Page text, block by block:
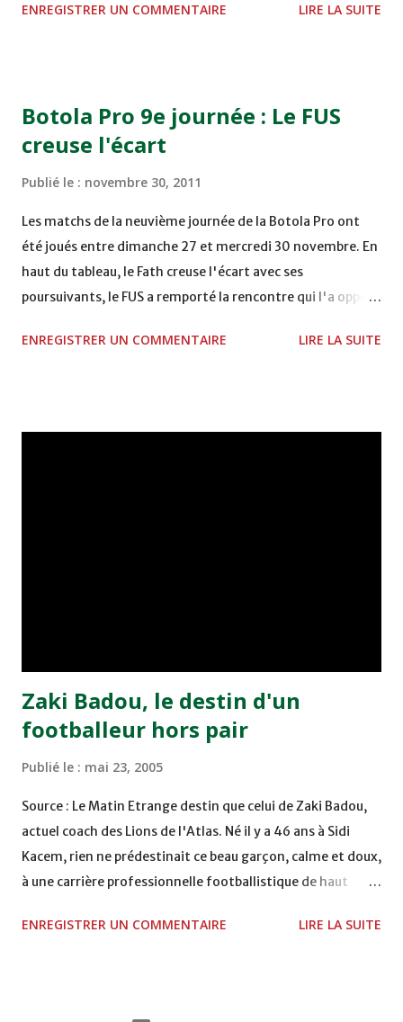
TERRAIN EL ABDI - EL JADIDA 16h30 OCK 0 - 1 HUSA
Mardi 06/12/2011 15H00 WAF - OCS au COMPLEXE SPORTIF
DE FES - FES WAC - MAS Reporté pour cause de finale de la
ENREGISTRER UN COMMENTAIRE LIRE LA SUITE
Botola Pro 9e journée : Le FUS
creuse l'écart
Publié le : novembre 30, 2011
Les matchs de la neuvième journée de la Botola Pro ont
été joués entre dimanche 27 et mercredi 30 novembre. En
haut du tableau, le Fath creuse l'écart avec ses
poursuivants, le FUS a remporté la rencontre qui l'a opposé
2, Badr Kachani a ouvert la marque à la 38e pour les
ENREGISTRER UN COMMENTAIRE LIRE LA SUITE
Zaki Badou, le destin d'un
footballeur hors pair
Publié le : mai 23, 2005
Source : Le Matin Etrange destin que celui de Zaki Badou,
actuel coach des Lions de l'Atlas. Né il y a 46 ans à Sidi
Kacem, rien ne prédestinait ce beau garçon, calme et doux,
à une carrière professionnelle footballistique de haut
également féru des armes, le jeune Zaki aura sa première
ENREGISTRER UN COMMENTAIRE LIRE LA SUITE